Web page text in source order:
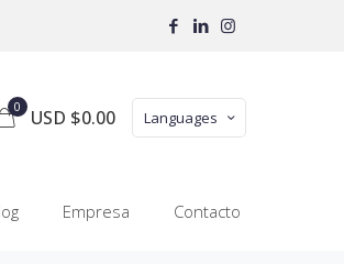
0 USD $0.00 Languages
Empresa Contacto